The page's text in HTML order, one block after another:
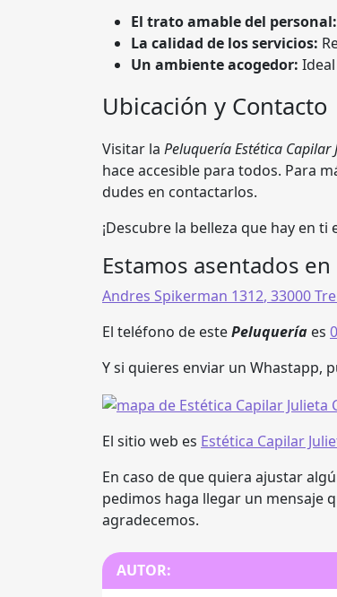
El trato amable del personal:
La calidad de los servicios:
Un ambiente acogedor:
Ubicación y Contacto
Visitar la Peluquería Estética Capilar
hace accesible para todos. Para
dudes en contactarlos.
¡Descubre la belleza que hay en
Estamos asentados en
Andres Spikerman 1312, 33000
El teléfono de estePeluquería es
Y si quieres enviar un Whastapp,
El sitio web es Estética Capilar
En caso de que quiera ajustar
pedimos haga llegar un mensaje
agradecemos.
AUTOR: